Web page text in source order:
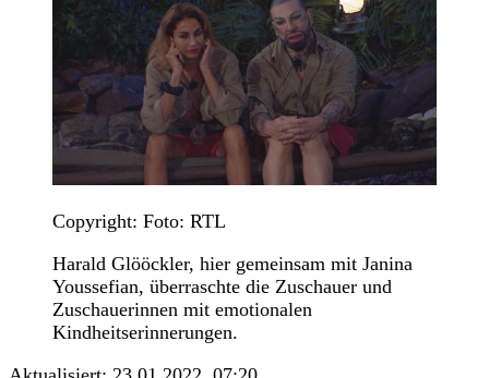
Copyright: Foto: RTL
Harald Glööckler, hier gemeinsam mit Janina
Youssefian, überraschte die Zuschauer und
Zuschauerinnen mit emotionalen
Kindheitserinnerungen.